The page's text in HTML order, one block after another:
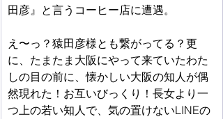
田彦』と言うコーヒー店に遭遇。
え〜っ？猿田彦様とも繋がってる？更
に、たまたま大阪にやって来ていたわた
しの目の前に、懐かしい大阪の知人が偶
然現れた！お互いびっくり！長女より一
つ上の若い知人で、気の置けないLINEの